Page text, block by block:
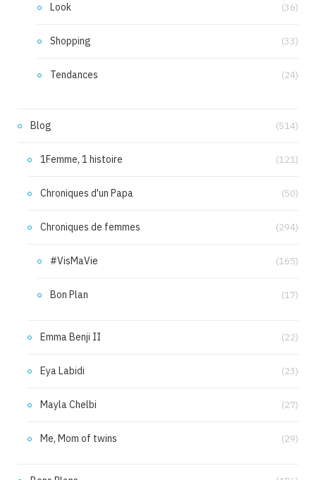
Look (36)
Shopping (33)
Tendances (24)
Blog (514)
1Femme, 1 histoire (121)
Chroniques d'un Papa (50)
Chroniques de femmes (294)
#VisMaVie (165)
Bon Plan (17)
Emma Benji II (22)
Eya Labidi (23)
Mayla Chelbi (27)
Me, Mom of twins (29)